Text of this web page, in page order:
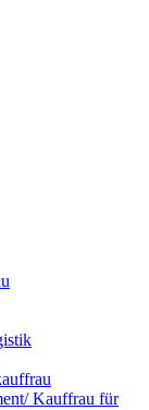
Kauffrau für